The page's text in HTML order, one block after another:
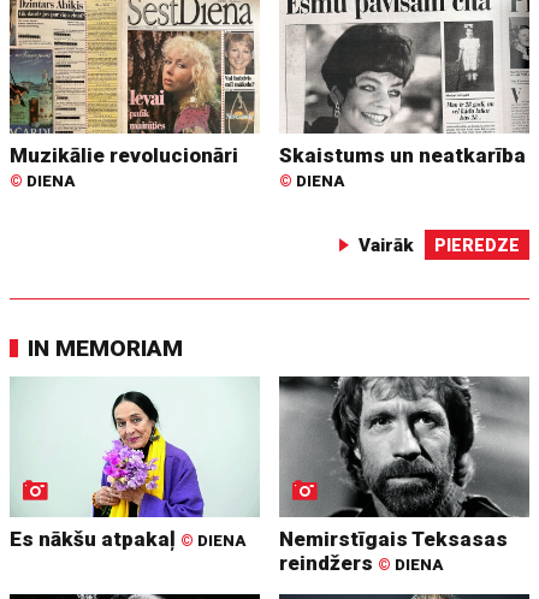
Muzikālie revolucionāri
© DIENA
Skaistums un neatkarība
© DIENA
Vairāk PIEREDZE
IN MEMORIAM
Es nākšu atpakaļ © DIENA
Nemirstīgais Teksasas
reindžers © DIENA